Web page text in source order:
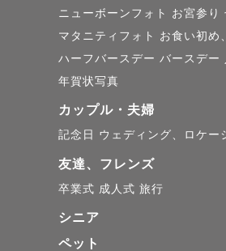
ニューボーンフォト お宮参り
マタニティフォト
お食い初め
ハーフバースデー バースデー
年賀状写真
カップル・夫婦
記念日 ウェディング、ロケー
友達、フレンズ
卒業式 成人式 旅行
シニア
ペット